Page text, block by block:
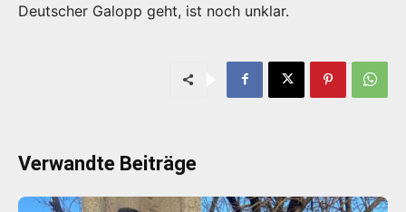
Deutscher Galopp geht, ist noch unklar.
Verwandte Beiträge